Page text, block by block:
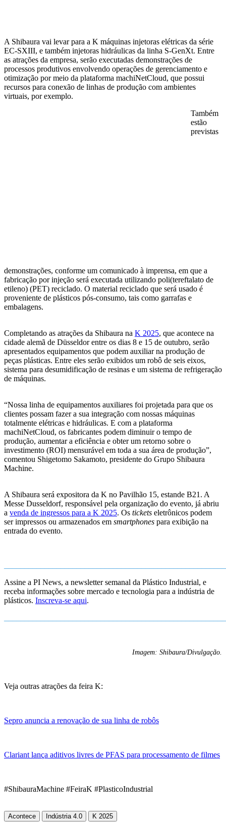
A Shibaura vai levar para a K máquinas injetoras elétricas da série
EC-SXIII, e também injetoras hidráulicas da linha S-GenXt. Entre
as atrações da empresa, serão executadas demonstrações de
processos produtivos envolvendo operações de gerenciamento e
otimização por meio da plataforma machiNetCloud, que possui
recursos para conexão de linhas de produção com ambientes
virtuais, por exemplo.
Também
estão
previstas
demonstrações, conforme um comunicado à imprensa, em que a
fabricação por injeção será executada utilizando poli(tereftalato de
etileno) (PET) reciclado. O material reciclado que será usado é
proveniente de plásticos pós-consumo, tais como garrafas e
embalagens.
Completando as atrações da Shibaura na K 2025, que acontece na
cidade alemã de Düsseldor entre os dias 8 e 15 de outubro, serão
apresentados equipamentos que podem auxiliar na produção de
peças plásticas. Entre eles serão exibidos um robô de seis eixos,
sistema para desumidificação de resinas e um sistema de refrigeração
de máquinas.
“Nossa linha de equipamentos auxiliares foi projetada para que os
clientes possam fazer a sua integração com nossas máquinas
totalmente elétricas e hidráulicas. E com a plataforma
machiNetCloud, os fabricantes podem diminuir o tempo de
produção, aumentar a eficiência e obter um retorno sobre o
investimento (ROI) mensurável em toda a sua área de produção”,
comentou Shigetomo Sakamoto, presidente do Grupo Shibaura
Machine.
A Shibaura será expositora da K no Pavilhão 15, estande B21. A
Messe Dusseldorf, responsável pela organização do evento, já abriu
a venda de ingressos para a K 2025. Os tickets eletrônicos podem
ser impressos ou armazenados em smartphones para exibição na
entrada do evento.
Assine a PI News, a newsletter semanal da Plástico Industrial, e
receba informações sobre mercado e tecnologia para a indústria de
plásticos. Inscreva-se aqui.
Imagem: Shibaura/Divulgação.
Veja outras atrações da feira K:
Sepro anuncia a renovação de sua linha de robôs
Clariant lança aditivos livres de PFAS para processamento de filmes
#ShibauraMachine #FeiraK #PlasticoIndustrial
Acontece Indústria 4.0 K 2025